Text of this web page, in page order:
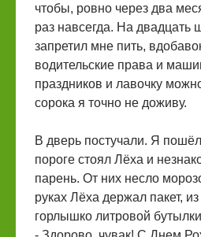
чтобы, ровно через два
раз навсегда. На двадцать
запретил мне пить,
водительские права и
праздников и лавочку
сорока я точно не доживу.
В дверь постучали. Я
пороге стоял Лёха и
парень. От них несло
руках Лёха держал пакет,
горлышко литровой